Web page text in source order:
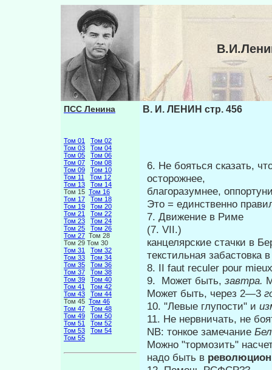
ПСС Ленина
Том 01
Том 02
Том 03
Том 04
Том 05
Том 06
Том 07
Том 08
Том 09
Том 10
Том 11
Том 12
Том 13
Том 14
Том 15 Том 16
Том 17
Том 18
Том 19
Том 20
Том 21
Том 22
Том 23
Том 24
Том 25
Том 26
Том 27 Том 28
Том 29 Том 30
Том 31
Том 32
Том 33
Том 34
Том 35
Том 36
Том 37
Том 38
Том 39
Том 40
Том 41
Том 42
Том 43
Том 44
Том 45 Том 46
Том 47
Том 48
Том 49
Том 50
Том 51
Том 52
Том 53
Том 54
Том 55
В. И. ЛЕНИН стр. 456
6. Не бояться сказать,
осторожнее,
благоразумнее,
Это = единственно
7. Движение в Риме
(7. VII.)
текстильная
8. II faut reculer pour
9. Может быть, завтра.
Может быть, через 2—3
10. "Левые глупости" и
11. Не нервничать, не
NB: тонкое замечание
Можно "тормозить"
надо быть в